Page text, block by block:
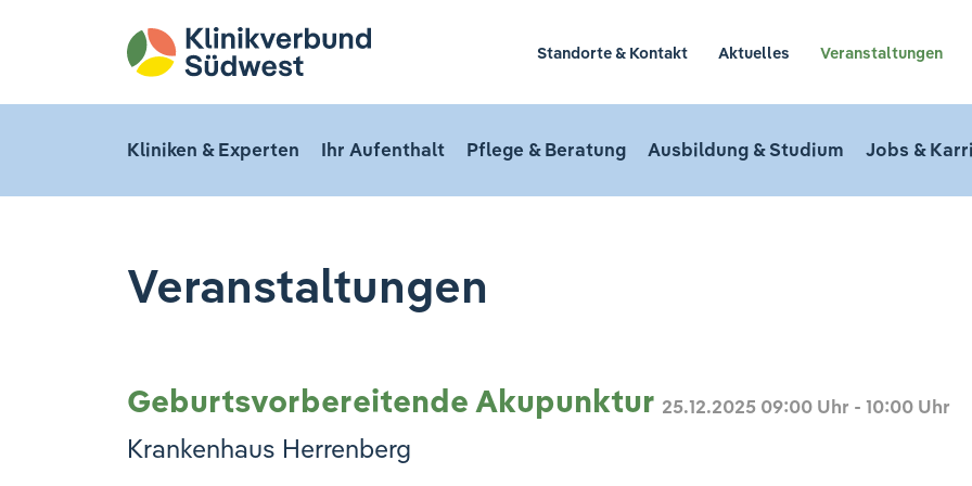
Standorte & Kontakt Aktuelles Veranstaltungen
Kliniken & Experten Ihr Aufenthalt Pflege & Beratung Ausbildung & Studium Jobs &
Veranstaltungen
Geburtsvorbereitende Akupunktur 25.12.2025 09:00 Uhr - 10:00 Uhr
Krankenhaus Herrenberg